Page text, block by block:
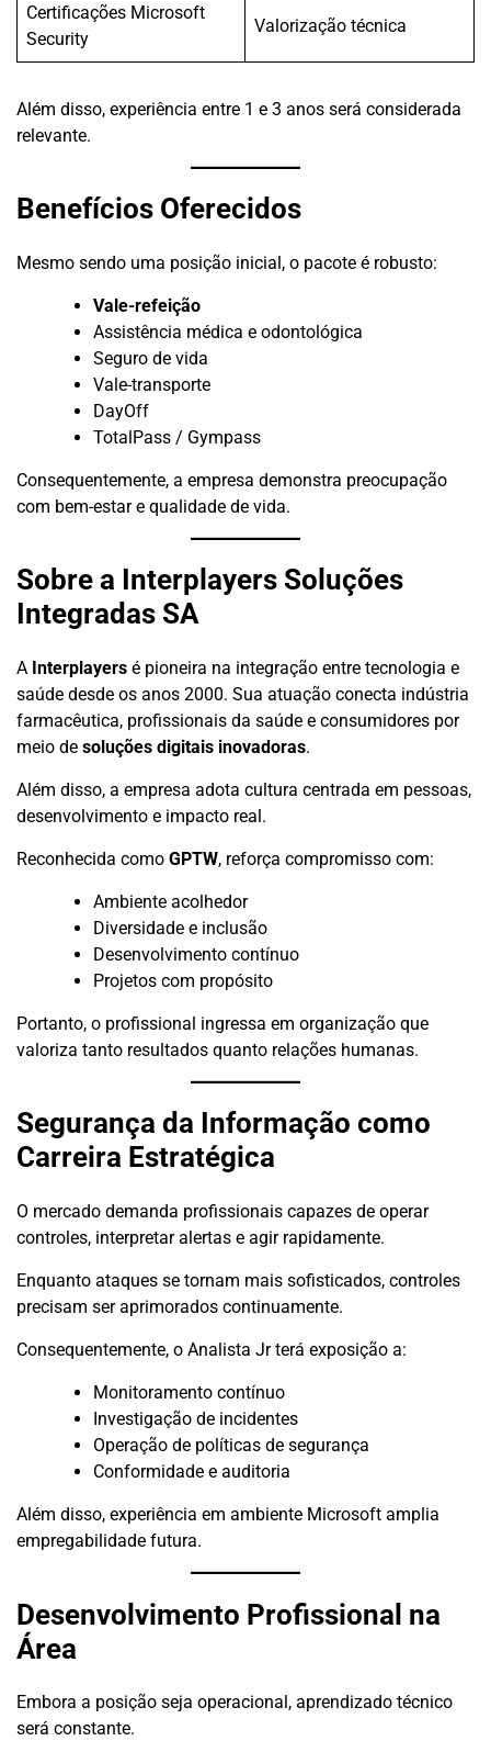
Certificações Microsoft
Security
Valorização técnica
Além disso, experiência entre 1 e 3 anos será considerada
relevante.
Benefícios Oferecidos
Mesmo sendo uma posição inicial, o pacote é robusto:
Vale-refeição
Assistência médica e odontológica
Seguro de vida
Vale-transporte
DayOff
TotalPass / Gympass
Consequentemente, a empresa demonstra preocupação
com bem-estar e qualidade de vida.
Sobre a Interplayers Soluções
Integradas SA
A Interplayers é pioneira na integração entre tecnologia e
saúde desde os anos 2000. Sua atuação conecta indústria
farmacêutica, profissionais da saúde e consumidores por
meio de soluções digitais inovadoras.
Além disso, a empresa adota cultura centrada em pessoas,
desenvolvimento e impacto real.
Reconhecida como GPTW, reforça compromisso com:
Ambiente acolhedor
Diversidade e inclusão
Desenvolvimento contínuo
Projetos com propósito
Portanto, o profissional ingressa em organização que
valoriza tanto resultados quanto relações humanas.
Segurança da Informação como
Carreira Estratégica
O mercado demanda profissionais capazes de operar
controles, interpretar alertas e agir rapidamente.
Enquanto ataques se tornam mais sofisticados, controles
precisam ser aprimorados continuamente.
Consequentemente, o Analista Jr terá exposição a:
Monitoramento contínuo
Investigação de incidentes
Operação de políticas de segurança
Conformidade e auditoria
Além disso, experiência em ambiente Microsoft amplia
empregabilidade futura.
Desenvolvimento Profissional na
Área
Embora a posição seja operacional, aprendizado técnico
será constante.